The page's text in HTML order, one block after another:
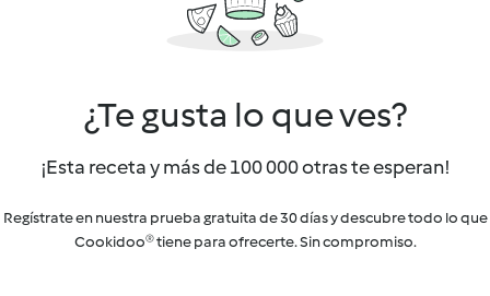
¿Te gusta lo que ves?
¡Esta receta y más de 100 000 otras te esperan!
Regístrate en nuestra prueba gratuita de 30 días y descubre todo lo que
Cookidoo® tiene para ofrecerte. Sin compromiso.